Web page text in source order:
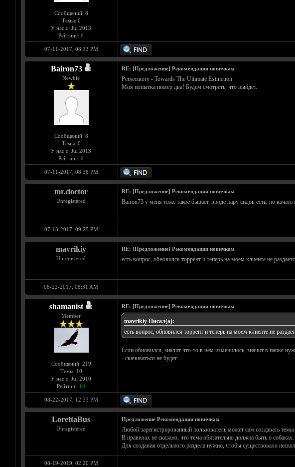
Сообщений: 8
Темы: 0
У нас с: Jul 2013
Рейтинг: 0
07-11-2017, 08:33 PM
Bairon73
Newbie
Сообщений: 8
Темы: 0
У нас с: Jul 2013
Рейтинг: 0
RE: [Предложение] Рекомендации новичкам
Persecutory - Towards The Ultimate Extinction
Моя попытка номер два! Будем смотреть, что выйдет.
07-11-2017, 08:38 PM
mr.doctor
Unregistered
RE: [Предложение] Рекомендации новичкам
Bairon73 у меня тоже такое бывает. вроде пару сидов есть, но
07-13-2017, 09:25 PM
mavrikiy
Unregistered
RE: [Предложение] Рекомендации новичкам
есть вопрос, обновился торрент и теперь на моем клиенте не
08-22-2017, 08:31 AM
shamanist
Member
Сообщений: 219
Темы: 10
У нас с: Jul 2010
Рейтинг: 14
RE: [Предложение] Рекомендации новичкам
mavrikiy Писал(а):
есть вопрос, обновился торрент и теперь на моем клиенте не
Если обновился, значит что-то в нем изменилось, значит в папке
- скачиваться не будет
08-22-2017, 12:33 PM
LorettaBus
Unregistered
Предложение Рекомендации новичкам
Любой зарегистрированный пользователь может сам создавать
В правилах не сказано, что тема обязательно должна быть о собаках.
Для создания отдельного раздела нужно, чтобы существовало
08-19-2019, 02:20 PM